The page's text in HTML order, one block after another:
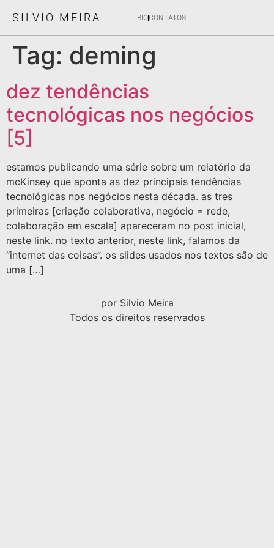
SILVIO MEIRA BIOCONTATOS
Tag: deming
dez tendências
tecnológicas nos negócios
[5]
estamos publicando uma série sobre um relatório da
mcKinsey que aponta as dez principais tendências
tecnológicas nos negócios nesta década. as tres
primeiras [criação colaborativa, negócio = rede,
colaboração em escala] apareceram no post inicial,
neste link. no texto anterior, neste link, falamos da
“internet das coisas”. os slides usados nos textos são de
uma […]
por Silvio Meira
Todos os direitos reservados